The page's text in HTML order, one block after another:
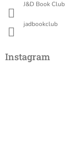
J&D Book Club
jadbookclub
Instagram